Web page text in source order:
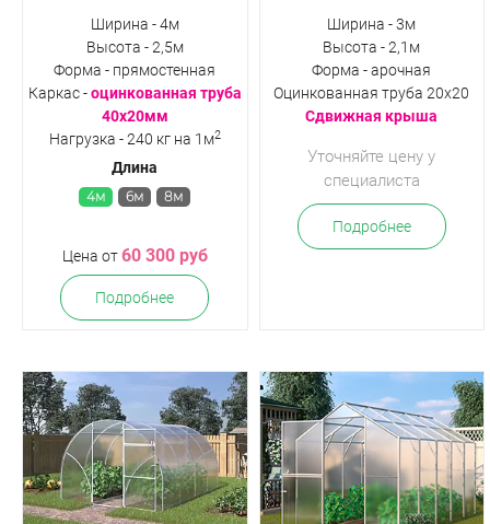
Ширина - 4м
Высота - 2,5м
Форма - прямостенная
Каркас -оцинкованная труба
40х20мм
Нагрузка - 240 кг на 1м2
Длина
4м 6м 8м
Цена от60 300 руб
Подробнее
Ширина - 3м
Высота - 2,1м
Форма - арочная
Оцинкованная труба 20х20
Сдвижная крыша
Уточняйте цену у
специалиста
Подробнее